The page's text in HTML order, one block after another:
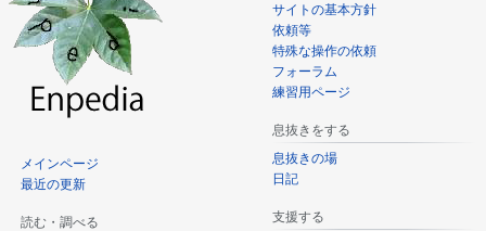
メインページ
最近の更新
読む・調べる
サイトの基本方針
依頼等
特殊な操作の依頼
フォーラム
練習用ページ
息抜きをする
息抜きの場
日記
支援する